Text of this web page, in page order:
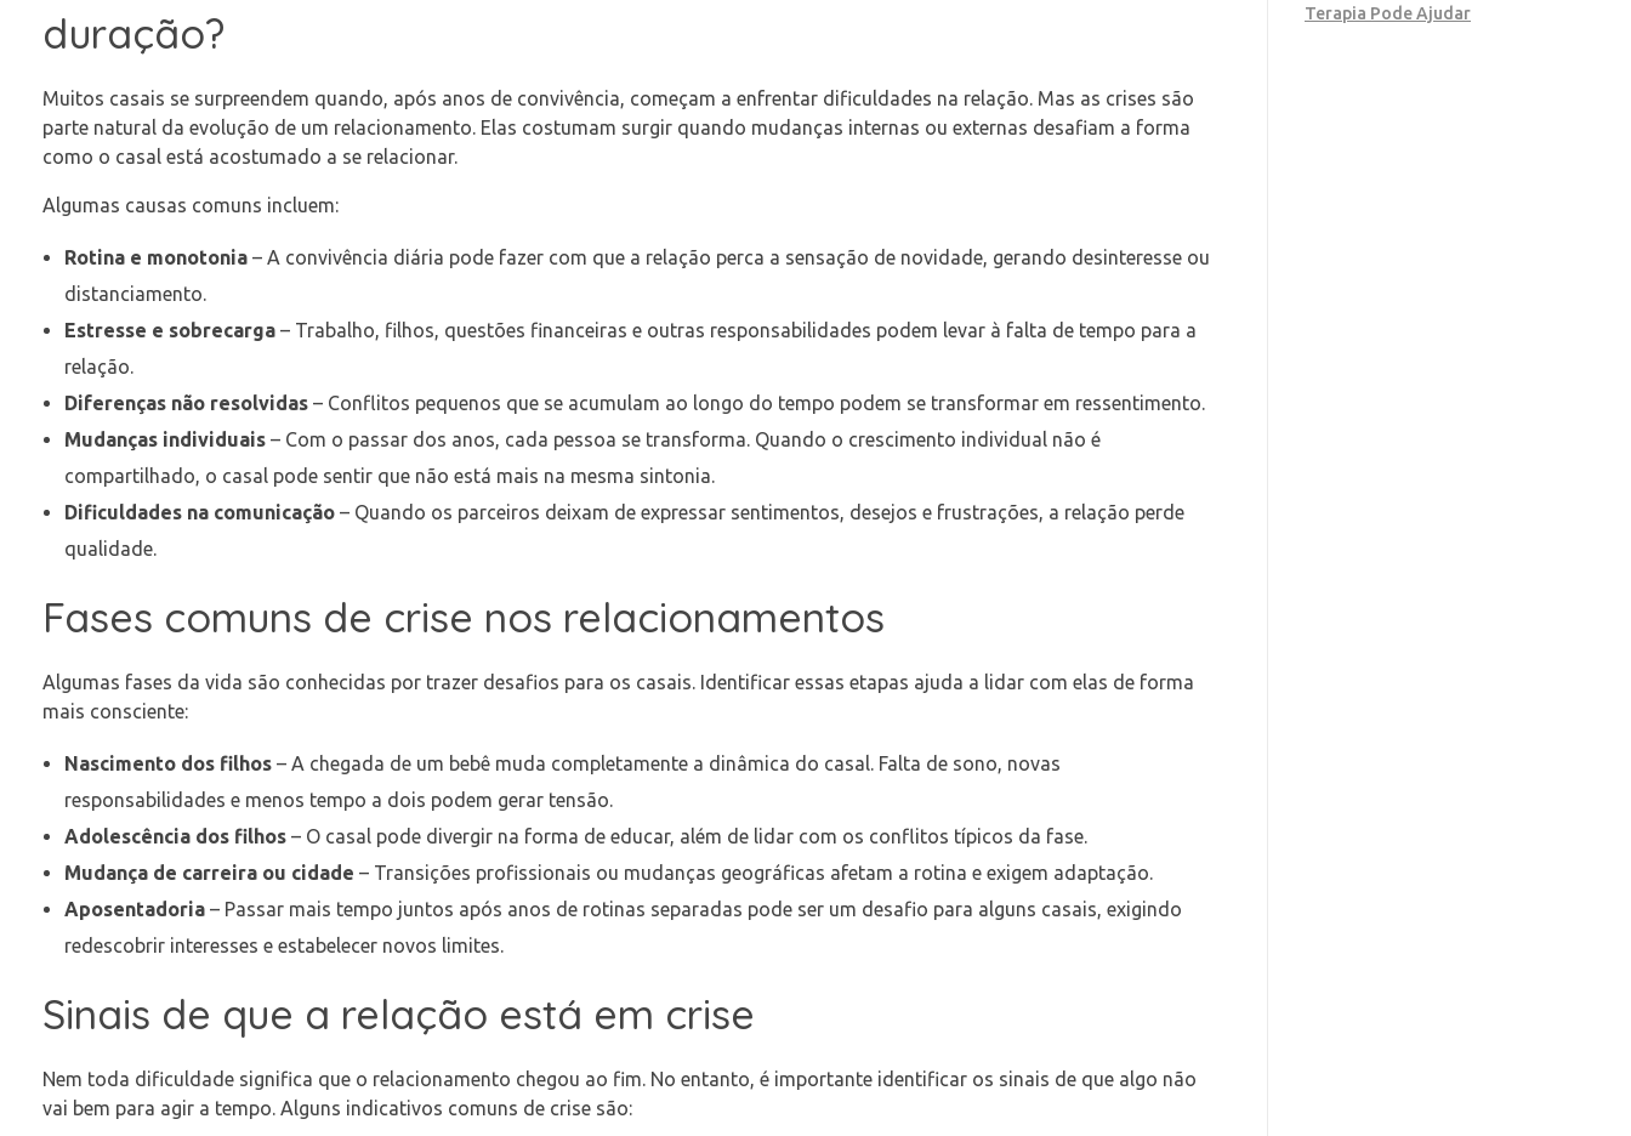
duração?
Muitos casais se surpreendem quando, após anos de convivência, começam a enfrentar dificuldades na relação. Mas as crises são
parte natural da evolução de um relacionamento. Elas costumam surgir quando mudanças internas ou externas desafiam a forma
como o casal está acostumado a se relacionar.
Algumas causas comuns incluem:
Rotina e monotonia– A convivência diária pode fazer com que a relação perca a sensação de novidade, gerando desinteresse ou
distanciamento.
Estresse e sobrecarga– Trabalho, filhos, questões financeiras e outras responsabilidades podem levar à falta de tempo para a
relação.
Diferenças não resolvidas– Conflitos pequenos que se acumulam ao longo do tempo podem se transformar em ressentimento.
Mudanças individuais– Com o passar dos anos, cada pessoa se transforma. Quando o crescimento individual não é
compartilhado, o casal pode sentir que não está mais na mesma sintonia.
Dificuldades na comunicação– Quando os parceiros deixam de expressar sentimentos, desejos e frustrações, a relação perde
qualidade.
Fases comuns de crise nos relacionamentos
Algumas fases da vida são conhecidas por trazer desafios para os casais. Identificar essas etapas ajuda a lidar com elas de forma
mais consciente:
Nascimento dos filhos– A chegada de um bebê muda completamente a dinâmica do casal. Falta de sono, novas
responsabilidades e menos tempo a dois podem gerar tensão.
Adolescência dos filhos– O casal pode divergir na forma de educar, além de lidar com os conflitos típicos da fase.
Mudança de carreira ou cidade – Transições profissionais ou mudanças geográficas afetam a rotina e exigem adaptação.
Aposentadoria– Passar mais tempo juntos após anos de rotinas separadas pode ser um desafio para alguns casais, exigindo
redescobrir interesses e estabelecer novos limites.
Sinais de que a relação está em crise
Nem toda dificuldade significa que o relacionamento chegou ao fim. No entanto, é importante identificar os sinais de que algo não
vai bem para agir a tempo. Alguns indicativos comuns de crise são:
Terapia Pode Ajudar